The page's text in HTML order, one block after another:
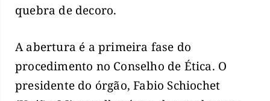
quebra de decoro.
A abertura é a primeira fase do
procedimento no Conselho de Ética. O
presidente do órgão, Fabio Schiochet